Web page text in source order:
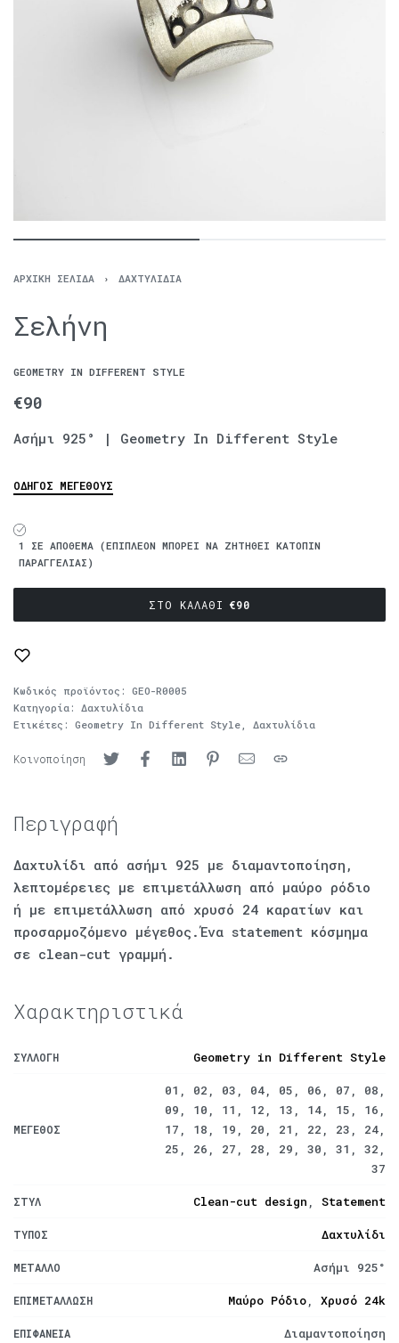
ΑΡΧΙΚΉ ΣΕΛΊΔΑ › ΔΑΧΤΥΛΊΔΙΑ
Σελήνη
GEOMETRY IN DIFFERENT STYLE
€90
Ασήμι 925° | Geometry In Different Style
ΟΔΗΓΌΣ ΜΕΓΈΘΟΥΣ
1 ΣΕ ΑΠΌΘΕΜΑ (ΕΠΙΠΛΈΟΝ ΜΠΟΡΕΊ ΝΑ ΖΗΤΗΘΕΊ ΚΑΤΌΠΙΝ
ΠΑΡΑΓΓΕΛΊΑΣ)
€90
ΣΤΟ ΚΑΛΆΘΙ
Κωδικός προϊόντος: GEO-R0005
Κατηγορία: Δαχτυλίδια
Ετικέτες: Geometry In Different Style, Δαχτυλίδια
Κοινοποίηση
Περιγραφή
Δαχτυλίδι από ασήμι 925 με διαμαντοποίηση,
λεπτομέρειες με επιμετάλλωση από μαύρο ρόδιο
ή με επιμετάλλωση από χρυσό 24 καρατίων και
προσαρμοζόμενο μέγεθος.Ένα statement κόσμημα
σε clean-cut γραμμή.
Χαρακτηριστικά
ΣΥΛΛΟΓΉ Geometry in Different Style
ΜΈΓΕΘΟΣ
01, 02, 03, 04, 05, 06, 07, 08,
09, 10, 11, 12, 13, 14, 15, 16,
17, 18, 19, 20, 21, 22, 23, 24,
25, 26, 27, 28, 29, 30, 31, 32,
37
ΣΤΥΛ Clean-cut design , Statement
ΤΎΠΟΣ Δαχτυλίδι
ΜΈΤΑΛΛΟ Ασήμι 925°
ΕΠΙΜΕΤΆΛΛΩΣΗ Μαύρο Ρόδιο, Χρυσό 24k
ΕΠΙΦΆΝΕΙΑ Διαμαντοποίηση